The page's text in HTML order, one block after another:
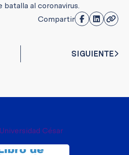
batalla al coronavirus.
Compartir
SIGUIENTE